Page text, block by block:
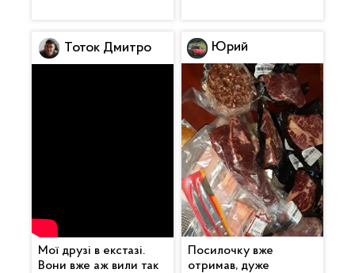
Мої друзі в екстазі.
Вони вже аж вили так
Тоток Дмитро
Посилочку вже
отримав, дуже
Юрий